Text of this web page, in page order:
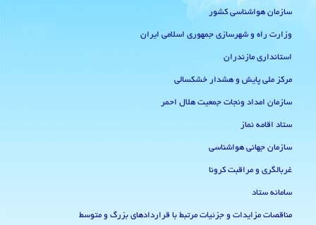
سازمان هواشناسی کشور
وزارت راه و شهرسازی جمهوری اسلامی ایران
استانداری مازندران
مرکز ملی پایش و هشدار خشکسالی
سازمان امداد ونجات جمعیت هلال احمر
ستاد اقامه نماز
سازمان جهانی هواشناسی
غربالگری و مراقبت کرونا
سامانه ستاد
مناقصات مزایدات و جزئیات مرتبط با قراردادهای بزرگ و متوسط